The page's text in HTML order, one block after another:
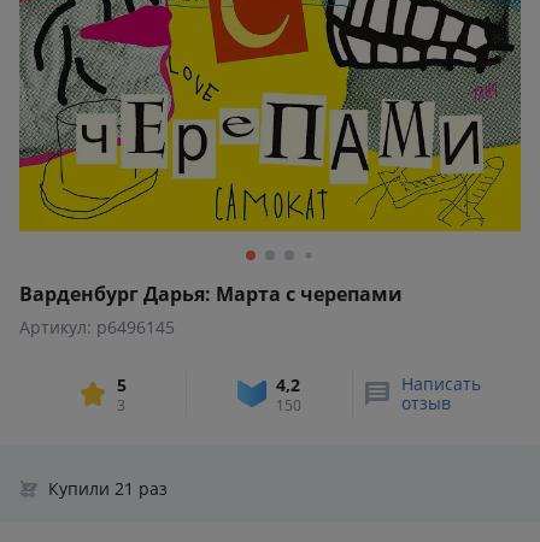
Варденбург Дарья: Марта с черепами
Артикул: p6496145
5
3
4,2
150
Написать
отзыв
Купили 21 раз